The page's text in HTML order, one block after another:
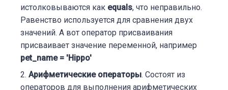
истолковываются как equals, что неправильно.
Равенство используется для сравнения двух
значений. А вот оператор присваивания
присваивает значение переменной, например
pet_name = 'Hippo'
Арифметические операторы. Состоят из
операторов для выполнения арифметических